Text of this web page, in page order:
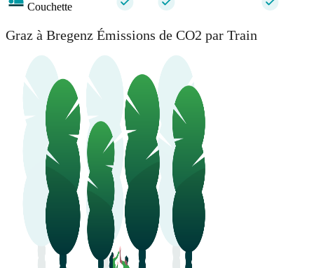
Couchette
Graz à Bregenz Émissions de CO2 par Train